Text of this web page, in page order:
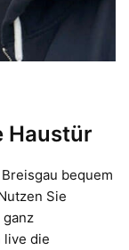
Haustür
bequem
Sie
live die